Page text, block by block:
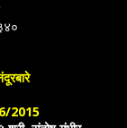
2015